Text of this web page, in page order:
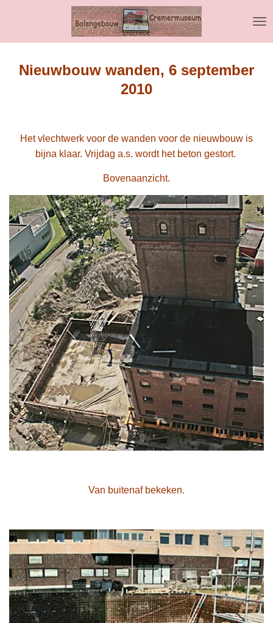
hoofdinhoud
Nieuwbouw wanden, 6 september
2010
Het vlechtwerk voor de wanden voor de nieuwbouw is
bijna klaar. Vrijdag a.s. wordt het beton gestort.
Bovenaanzicht.
Van buitenaf bekeken.